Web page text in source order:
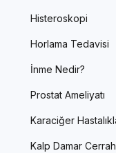
Histeroskopi
Horlama Tedavisi
İnme Nedir?
Prostat Ameliyatı
Karaciğer
Kalp Damar